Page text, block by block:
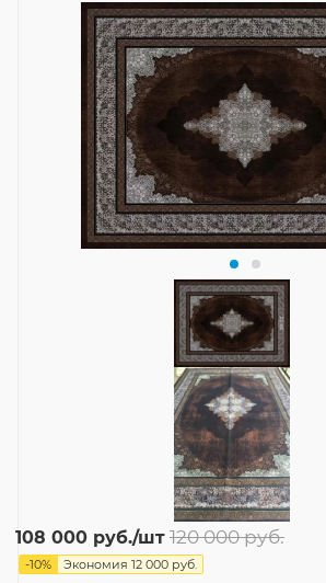
108 000 руб./шт 120 000руб.
-10% Экономия 12 000 руб.